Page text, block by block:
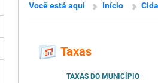
Você está aqui Início
Taxas
TAXAS DO MUNICÍPIO